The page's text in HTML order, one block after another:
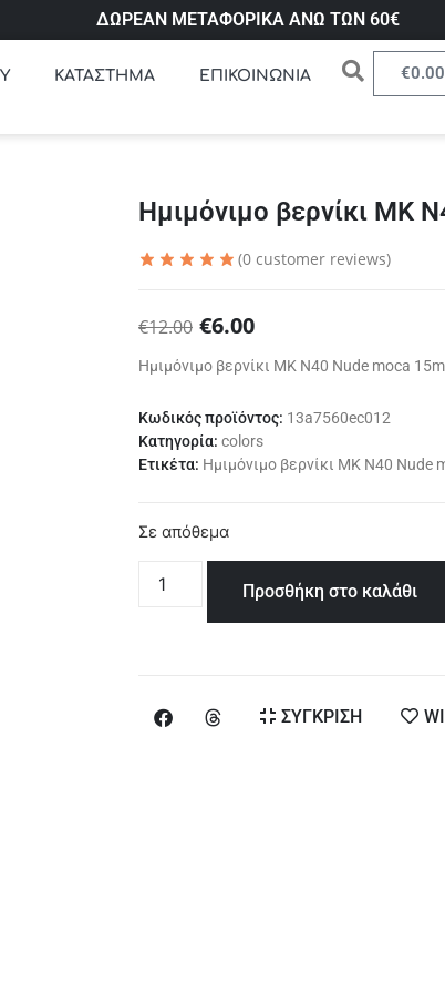
ΔΩΡΕΑΝ ΜΕΤΑΦΟΡΙΚΑ ΑΝΩ ΤΩΝ 60€
ΚΑΤΑΣΤΗΜΑ ΕΠΙΚΟΙΝΩΝΙΑ €0.00
Ημιμόνιμο βερνίκι ΜΚ
(0 customer reviews)
€12.00 €6.00
Ημιμόνιμο βερνίκι ΜΚ Ν40 Nude moca 15ml
Κωδικός προϊόντος: 13a7560ec012
Κατηγορία: colors
Ετικέτα: Ημιμόνιμο βερνίκι ΜΚ Ν40 Nude
Σε απόθεμα
Προσθήκη στο καλάθι
ΣΥΓΚΡΙΣΗ